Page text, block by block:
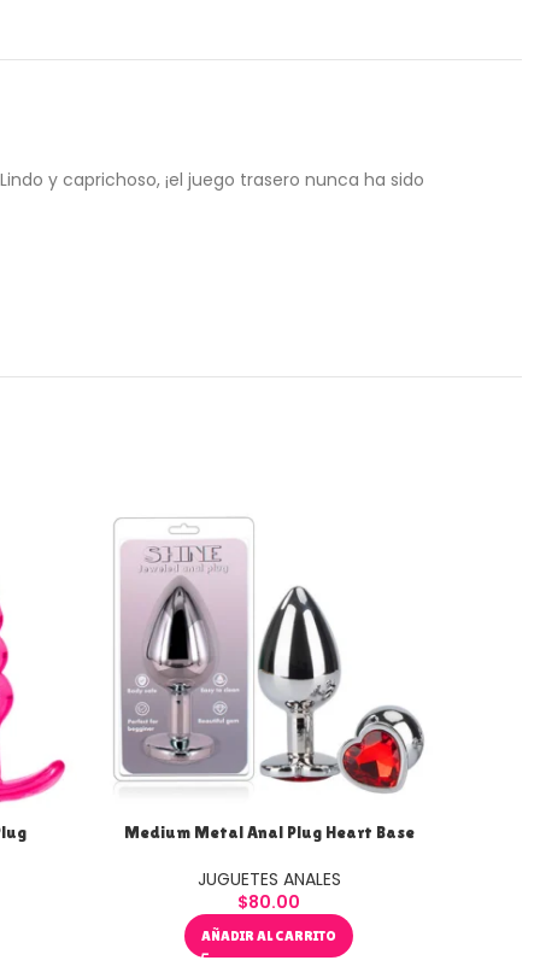
y caprichoso, ¡el juego trasero nunca ha sido
Medium Metal Anal Plug Heart Base
JUGUETES ANALES
$80.00
AÑADIR AL CARRITO